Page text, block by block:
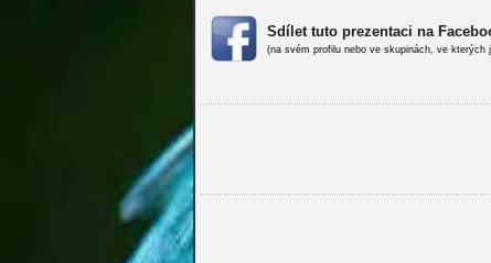
Sdílet tuto prezentaci na
(na svém profilu nebo ve skupinách, ve kterých